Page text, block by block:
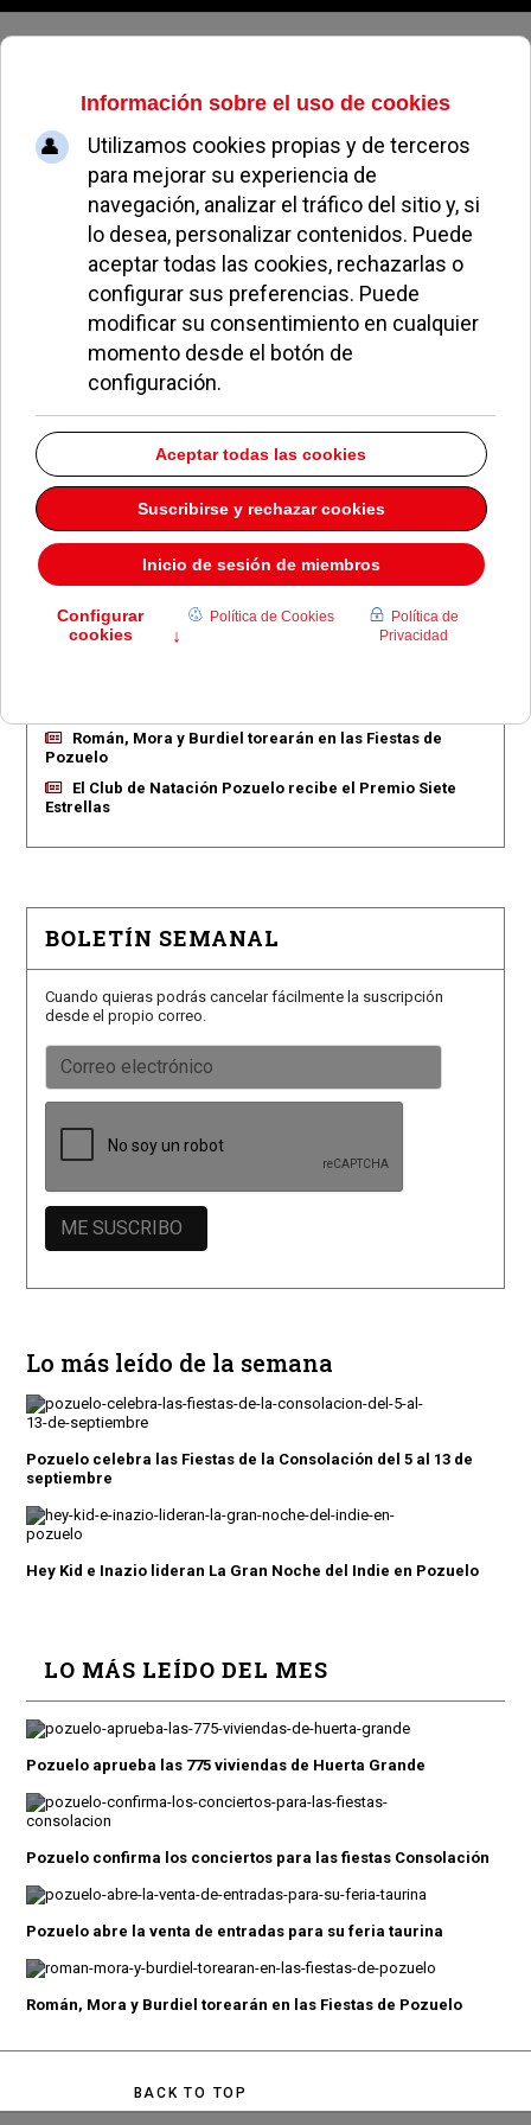
Domingo, 09 de agosto de 2026
Central Mexicana
Dirección: Calle ATENAS 2
Pozuelo de Alarcón
Madrid
Teléfono: 91 3528488
Descargar la información como:vCard
EN PORTADA
Pozuelo aprueba las 775 viviendas de Huerta Grande
Pozuelo confirma los conciertos para las fiestas
Román, Mora y Burdiel torearán en las Fiestas de
Pozuelo
El Club de Natación Pozuelo recibe el Premio Siete
Estrellas
BOLETÍN SEMANAL
Cuando quieras podrás cancelar fácilmente la suscripción
desde el propio correo.
Lo más leído de la semana
Pozuelo celebra las Fiestas de la Consolación del 5 al 13 de
septiembre
Hey Kid e Inazio lideran La Gran Noche del Indie en Pozuelo
LO MÁS LEÍDO DEL MES
Pozuelo aprueba las 775 viviendas de Huerta Grande
Pozuelo confirma los conciertos para las fiestas Consolación
Pozuelo abre la venta de entradas para su feria taurina
Román, Mora y Burdiel torearán en las Fiestas de Pozuelo
BACK TO TOP